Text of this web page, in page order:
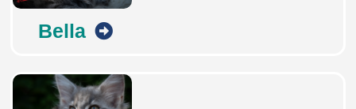
Bella